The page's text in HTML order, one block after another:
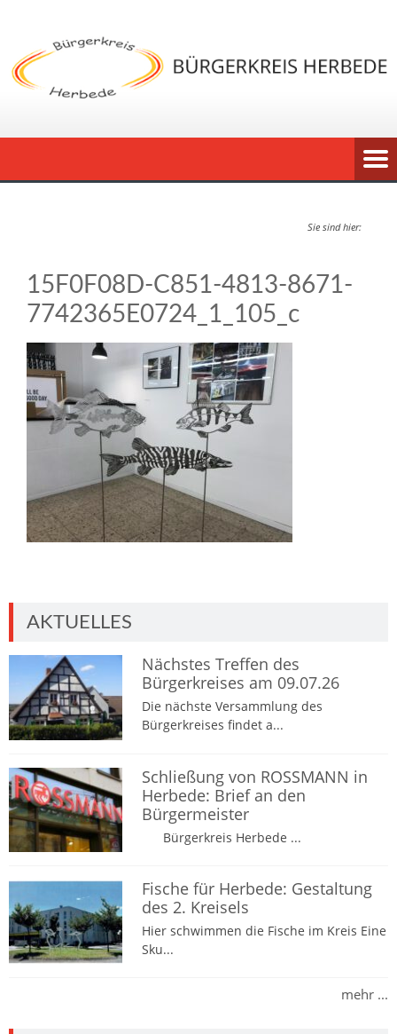
Sie sind hier:
15F0F08D-C851-4813-8671-
7742365E0724_1_105_c
AKTUELLES
Nächstes Treffen des
Bürgerkreises am 09.07.26
Die nächste Versammlung des
Bürgerkreises findet a...
Schließung von ROSSMANN in
Herbede: Brief an den
Bürgermeister
Bürgerkreis Herbede ...
Fische für Herbede: Gestaltung
des 2. Kreisels
Hier schwimmen die Fische im Kreis Eine
Sku...
mehr ...